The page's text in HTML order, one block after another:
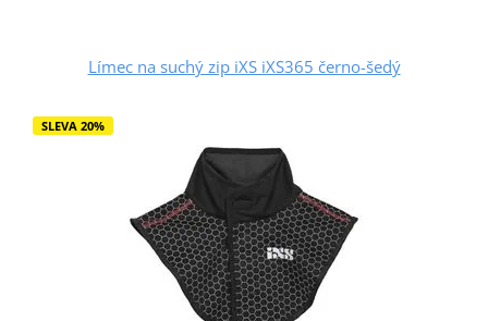
Límec na suchý zip iXS iXS365 černo-šedý
SLEVA 20%